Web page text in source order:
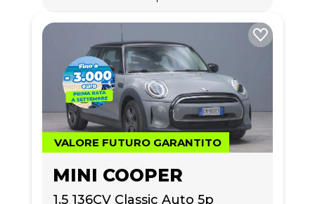
VALORE FUTURO GARANTITO
MINI COOPER
1.5 136CV Classic Auto 5p